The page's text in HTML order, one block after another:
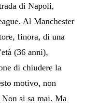
di Napoli,
Al Manchester
finora, di una
(36 anni),
di chiudere la
motivo, non
si sa mai. Ma